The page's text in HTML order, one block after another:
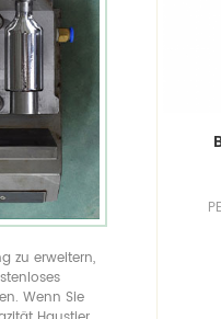
zu erweitern,
Wenn Sie